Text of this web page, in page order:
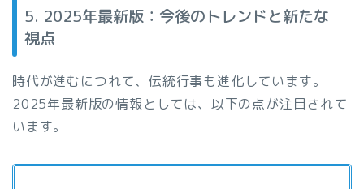
5. 2025年最新版：今後のトレンドと新たな
視点
時代が進むにつれて、伝統行事も進化しています。
2025年最新版の情報としては、以下の点が注目されて
います。